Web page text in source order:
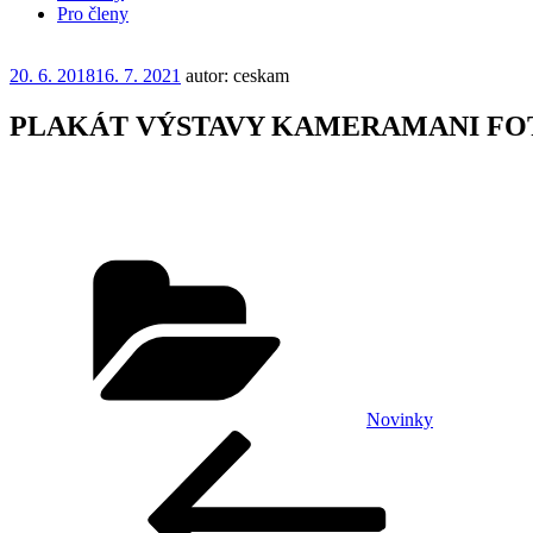
Pro členy
Publikováno
20. 6. 201816. 7. 2021 autor: ceskam
PLAKÁT VÝSTAVY KAMERAMANI
Novinky